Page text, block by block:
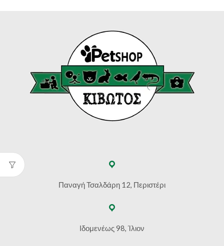
Παναγή Τσαλδάρη 12, Περιστέρι
Ιδομενέως 98, Ίλιον